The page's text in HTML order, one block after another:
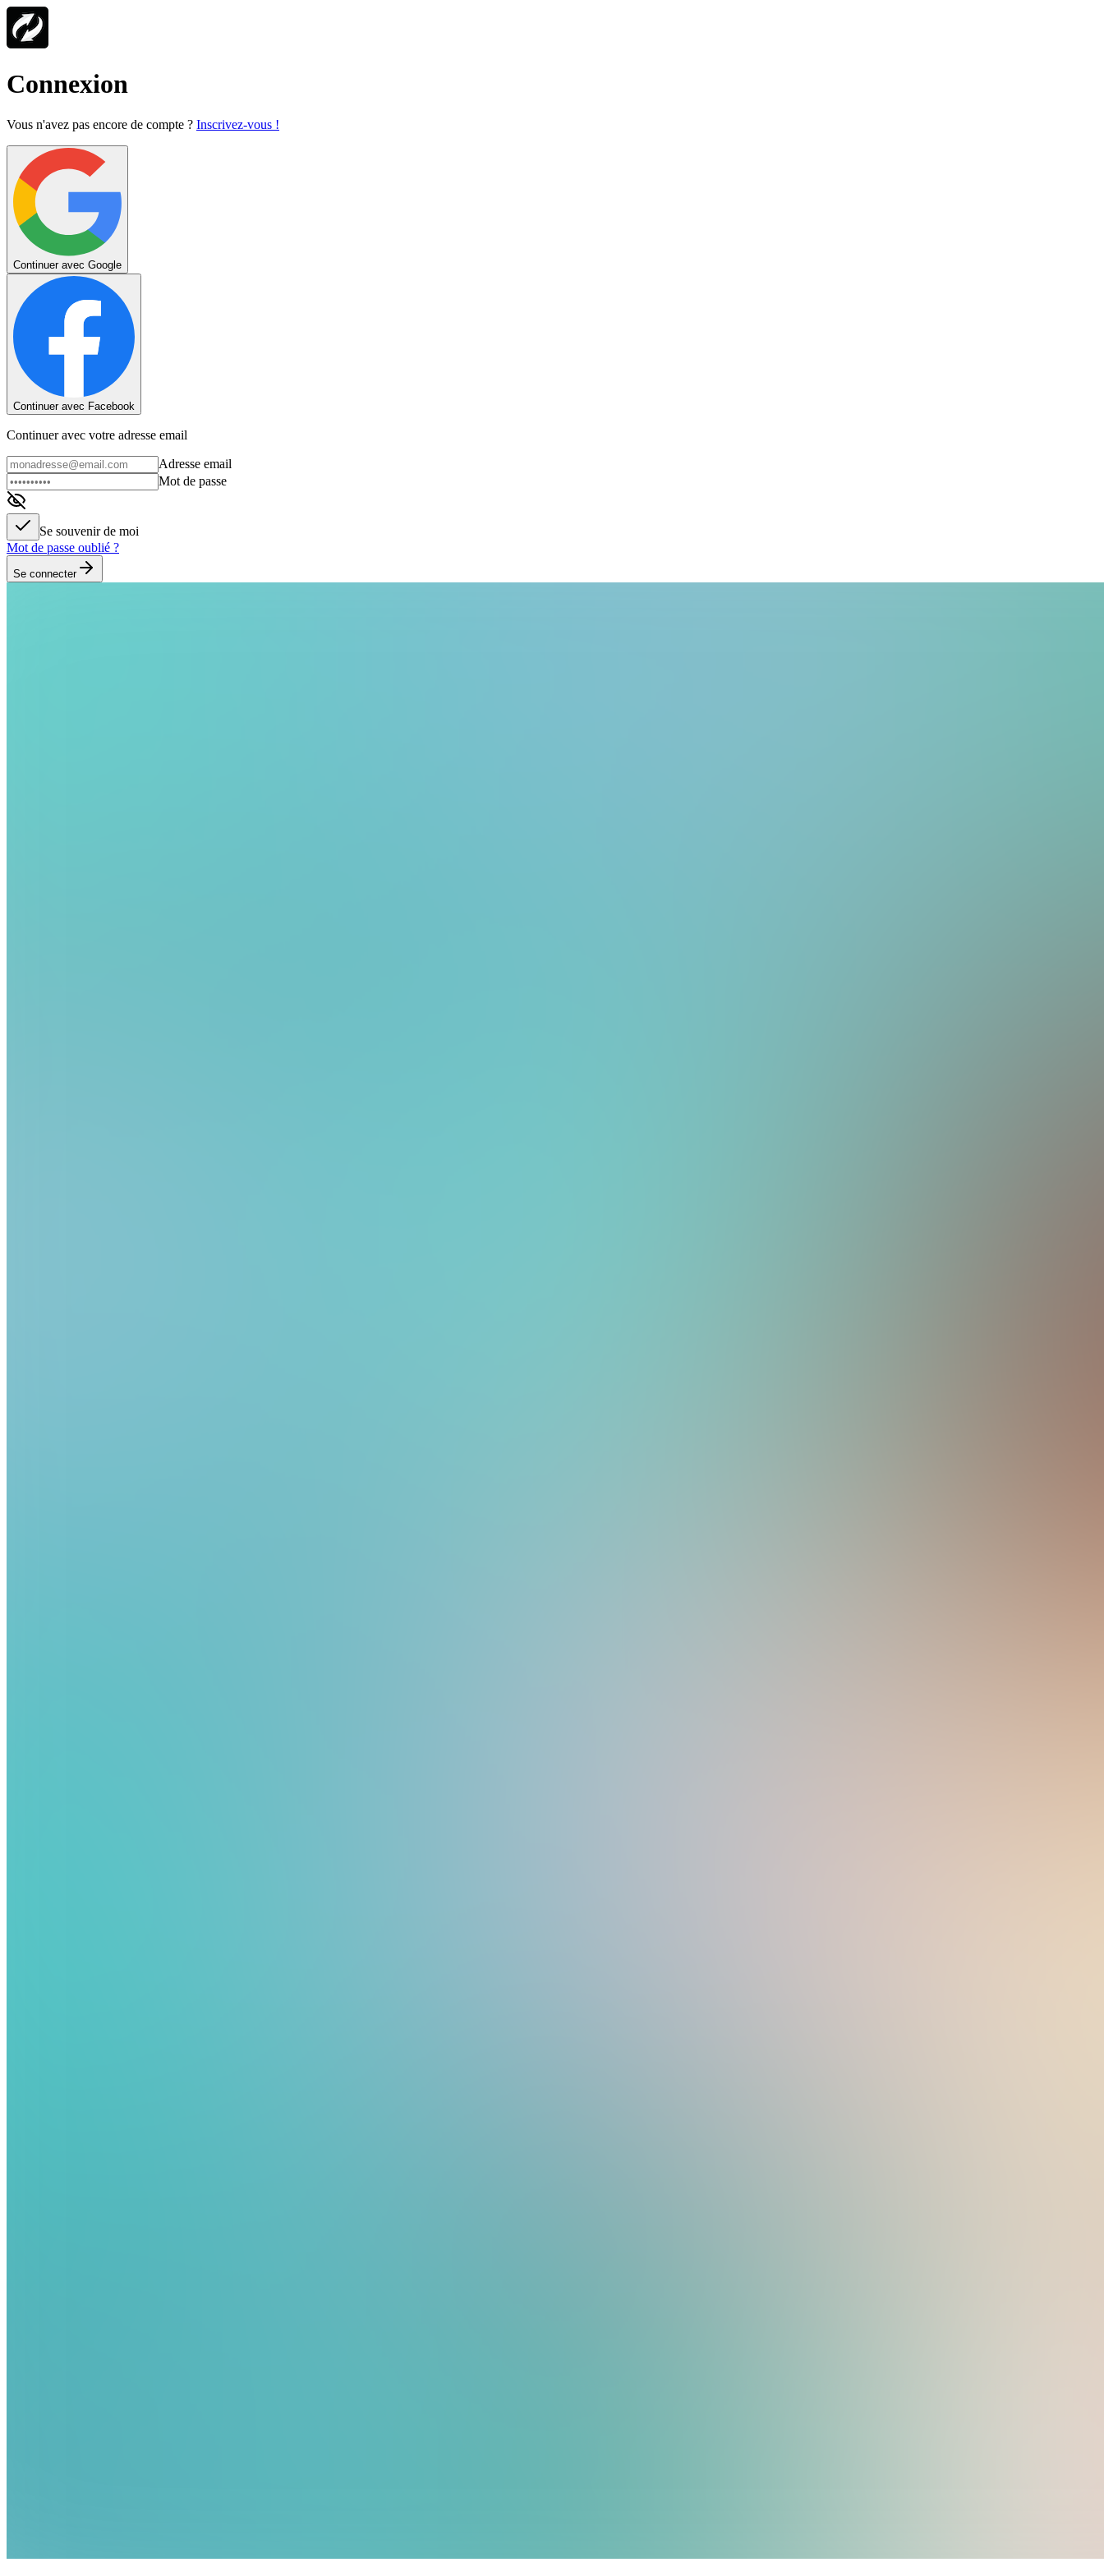
Connexion
Vous n'avez pas encore de compte ? Inscrivez-vous !
Continuer avec Google
Continuer avec Facebook
Continuer avec votre adresse email
Adresse email
Mot de passe
Se souvenir de moi
Mot de passe oublié ?
Se connecter